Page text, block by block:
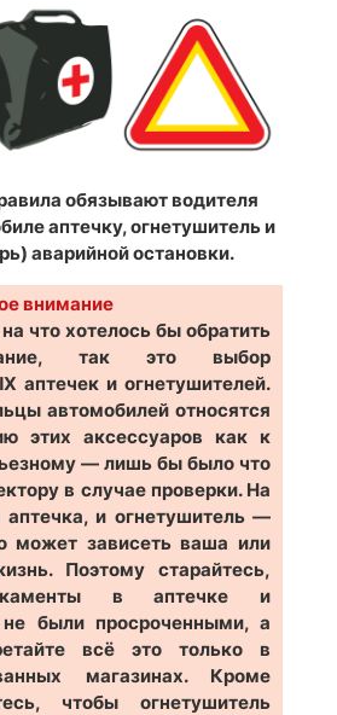
обязывают водителя
аптечку, огнетушитель и
аварийной остановки.
внимание
что хотелось бы обратить
так это выбор
аптечек и огнетушителей.
автомобилей относятся
этих аксессуаров как к
— лишь бы было что
в случае проверки. На
и огнетушитель —
может зависеть ваша или
Поэтому старайтесь,
в аптечке и
не были просроченными, а
всё это только в
магазинах. Кроме
чтобы огнетушитель